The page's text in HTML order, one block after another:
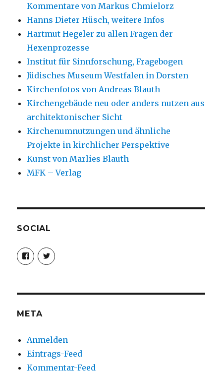
Kommentare von Markus Chmielorz
Hanns Dieter Hüsch, weitere Infos
Hartmut Hegeler zu allen Fragen der
Hexenprozesse
Institut für Sinnforschung, Fragebogen
Jüdisches Museum Westfalen in Dorsten
Kirchenfotos von Andreas Blauth
Kirchengebäude neu oder anders nutzen aus
architektonischer Sicht
Kirchenumnutzungen und ähnliche
Projekte in kirchlicher Perspektive
Kunst von Marlies Blauth
MFK – Verlag
SOCIAL
Profil
von
christoph.fleischer1
anzeigen
Profil
von
anzeigen
META
Anmelden
Eintrags-Feed
Kommentar-Feed